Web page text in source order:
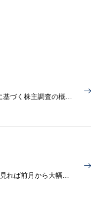
半耐久財とサービスが弱く、総じて見れば前月から大幅に減少